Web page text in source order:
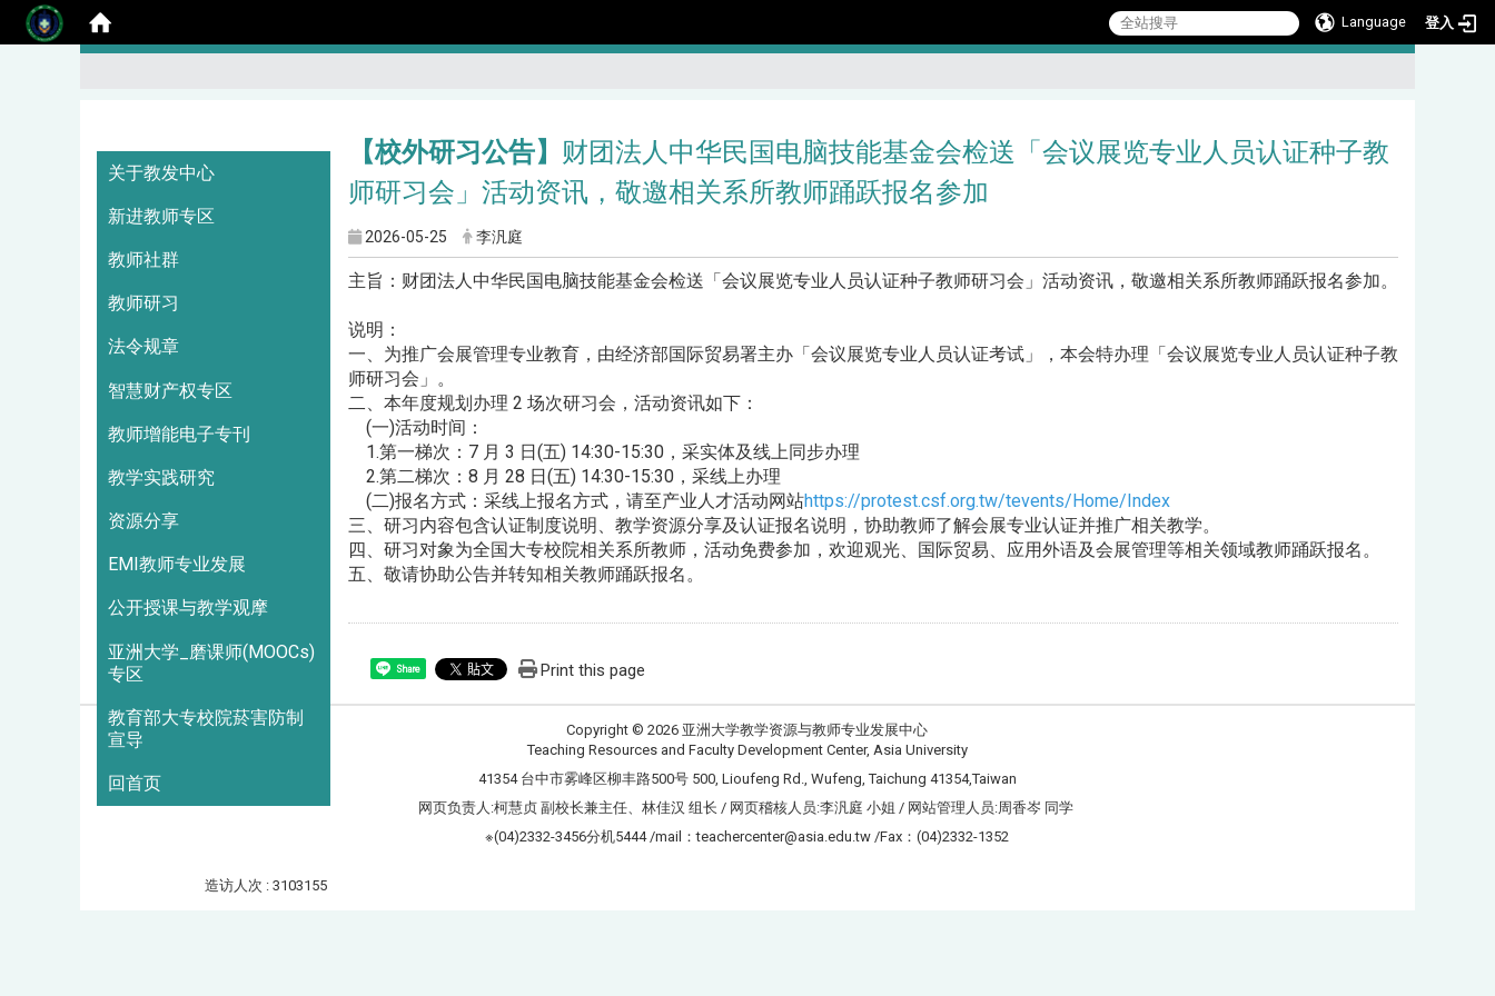
Language 登入
关于教发中心
新进教师专区
教师社群
教师研习
法令规章
智慧财产权专区
教师增能电子专刊
教学实践研究
资源分享
EMI教师专业发展
公开授课与教学观摩
亚洲大学_磨课师(MOOCs)
专区
教育部大专校院菸害防制
宣导
回首页
【校外研习公告】 财团法人中华民国电脑技能基金会检送「会议展览专业人员认证种子教
师研习会」活动资讯，敬邀相关系所教师踊跃报名参加
2026-05-25 李汎庭
主旨：财团法人中华民国电脑技能基金会检送「会议展览专业人员认证种子教师研习会」活动资讯，敬邀相关系所教师踊跃报名参加。
说明：
一、为推广会展管理专业教育，由经济部国际贸易署主办「会议展览专业人员认证考试」，本会特办理「会议展览专业人员认证种子教
师研习会」。
二、本年度规划办理 2 场次研习会，活动资讯如下：
(一)活动时间：
1.第一梯次：7 月 3 日(五) 14:30-15:30，采实体及线上同步办理
2.第二梯次：8 月 28 日(五) 14:30-15:30，采线上办理
(二)报名方式：采线上报名方式，请至产业人才活动网站https://protest.csf.org.tw/tevents/Home/Index
三、研习内容包含认证制度说明、教学资源分享及认证报名说明，协助教师了解会展专业认证并推广相关教学。
四、研习对象为全国大专校院相关系所教师，活动免费参加，欢迎观光、国际贸易、应用外语及会展管理等相关领域教师踊跃报名。
五、敬请协助公告并转知相关教师踊跃报名。
Share Print this page
Copyright © 2026 亚洲大学教学资源与教师专业发展中心
Teaching Resources and Faculty Development Center, Asia University
41354 台中市雾峰区柳丰路500号 500, Lioufeng Rd., Wufeng, Taichung 41354,Taiwan
网页负责人:柯慧贞 副校长兼主任、林佳汉 组长 / 网页稽核人员:李汎庭 小姐 / 网站管理人员:周香岑 同学
※(04)2332-3456分机5444 /mail：teachercenter@asia.edu.tw /Fax：(04)2332-1352
造访人次 : 3103155